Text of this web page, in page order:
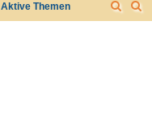
Aktive Themen